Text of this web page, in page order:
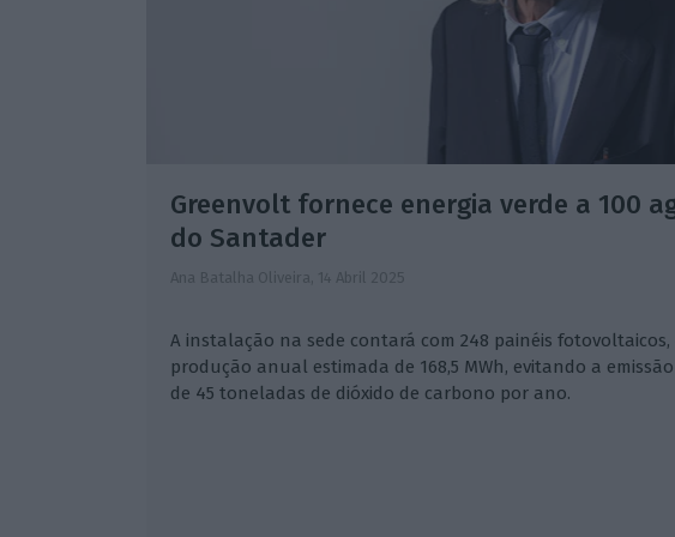
Greenvolt fornece energia verde a 100
do Santader
Ana Batalha Oliveira, 14 Abril 2025
A instalação na sede contará com 248 painéis fotovoltaicos,
produção anual estimada de 168,5 MWh, evitando a
de 45 toneladas de dióxido de carbono por ano.